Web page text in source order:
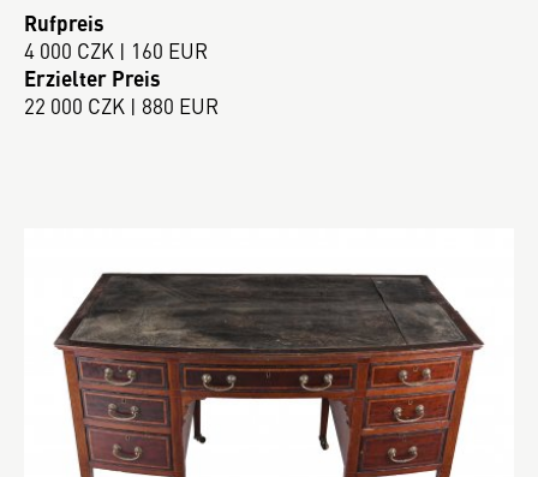
Rufpreis
4 000 CZK | 160 EUR
Erzielter Preis
22 000 CZK | 880 EUR